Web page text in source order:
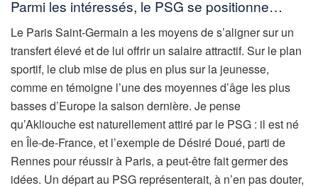
Parmi les intéressés, le PSG se positionne…
Le Paris Saint-Germain a les moyens de s’aligner sur un
transfert élevé et de lui offrir un salaire attractif. Sur le plan
sportif, le club mise de plus en plus sur la jeunesse,
comme en témoigne l’une des moyennes d’âge les plus
basses d’Europe la saison dernière. Je pense
qu’Akliouche est naturellement attiré par le PSG : il est né
en Île-de-France, et l’exemple de Désiré Doué, parti de
Rennes pour réussir à Paris, a peut-être fait germer des
idées. Un départ au PSG représenterait, à n’en pas douter,